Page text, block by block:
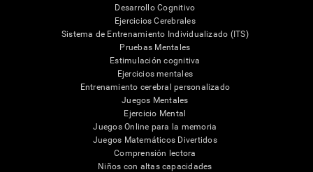
Desarrollo Cognitivo
Ejercicios Cerebrales
Sistema de Entrenamiento Individualizado (ITS)
Pruebas Mentales
Estimulación cognitiva
Ejercicios mentales
Entrenamiento cerebral personalizado
Juegos Mentales
Ejercicio Mental
Juegos Online para la memoria
Juegos Matemáticos Divertidos
Comprensión lectora
Niños con altas capacidades